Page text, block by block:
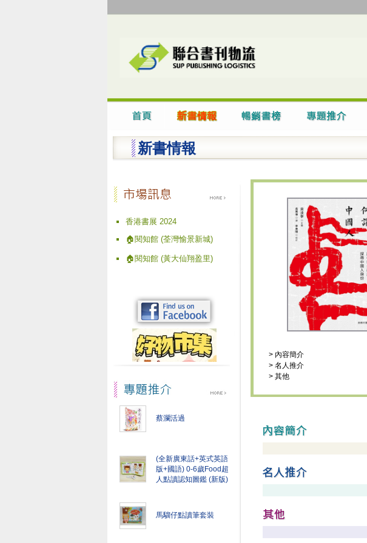
新書情報
香港書展 2024
🏠閱知館 (荃灣愉景新城)
🏠閱知館 (黃大仙翔盈里)
蔡瀾活過
(全新廣東話+英式英語
版+國語) 0-6歲Food超
人點讀認知圖鑑 (新版)
馬騮仔點讀筆套裝
> 內容簡介
> 名人推介
> 其他